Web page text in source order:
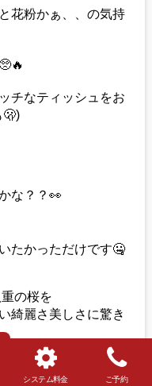
システム料金 ご予約
花粉かぁ、、の気持
チなティッシュをお
🫢)
な？？👀
たかっただけです🤐
の桜を
綺麗さ美しさに驚き